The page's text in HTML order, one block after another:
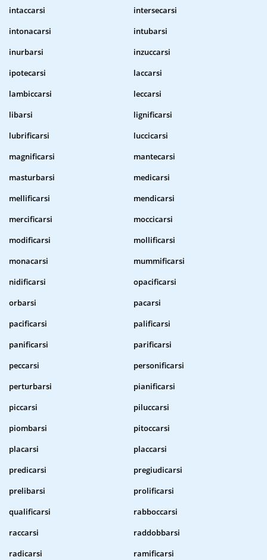
intaccarsi
intersecarsi
intonacarsi
intubarsi
inurbarsi
inzuccarsi
ipotecarsi
laccarsi
lambiccarsi
leccarsi
libarsi
lignificarsi
lubrificarsi
luccicarsi
magnificarsi
mantecarsi
masturbarsi
medicarsi
mellificarsi
mendicarsi
mercificarsi
moccicarsi
modificarsi
mollificarsi
monacarsi
mummificarsi
nidificarsi
opacificarsi
orbarsi
pacarsi
pacificarsi
palificarsi
panificarsi
parificarsi
peccarsi
personificarsi
perturbarsi
pianificarsi
piccarsi
piluccarsi
piombarsi
pitoccarsi
placarsi
placcarsi
predicarsi
pregiudicarsi
prelibarsi
prolificarsi
qualificarsi
rabboccarsi
raccarsi
raddobbarsi
radicarsi
ramificarsi